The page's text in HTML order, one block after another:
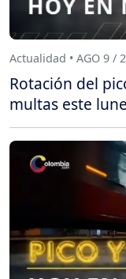
Actualidad • AGO 9 /
Rotación del
multas este